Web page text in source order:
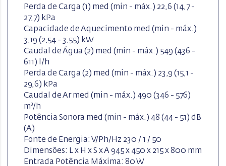
Perda de Carga (1) med (min - máx.) 22,6 (14,7 -
27,7) kPa
Capacidade de Aquecimento med (min - máx.)
3,19 (2,54 - 3,55) kW
Caudal de Água (2) med (min - máx.) 549 (436 -
611) l/h
Perda de Carga (2) med (min - máx.) 23,9 (15,1 -
29,6) kPa
Caudal de Ar med (min - máx.) 490 (346 - 576)
m³/h
Potência Sonora med (min - máx.) 48 (44 - 51) dB
(A)
Fonte de Energia: V/Ph/Hz 230 / 1 / 50
Dimensões: L x H x S x A 945 x 450 x 215 x 800 mm
Entrada Potência Máxima: 80 W